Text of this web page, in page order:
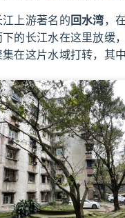
上游著名的 回水湾，
的长江水在这里放缓
在这片水域打转，其